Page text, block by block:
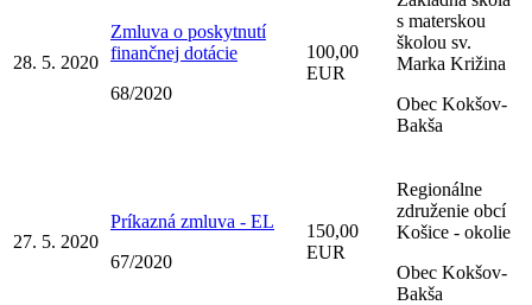
28. 5. 2020
Zmluva o poskytnutí
finančnej dotácie
68/2020
100,00
EUR
s materskou
školou sv.
Marka Križina
Obec Kokšov-
Bakša
27. 5. 2020
Príkazná zmluva - EL
67/2020
150,00
EUR
Regionálne
združenie obcí
Košice - okolie
Obec Kokšov-
Bakša